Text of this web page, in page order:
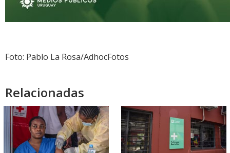
Foto: Pablo La Rosa/AdhocFotos
Relacionadas